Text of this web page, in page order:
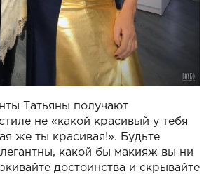
Татьяны получают
не «какой красивый у тебя
же ты красивая!». Будьте
какой бы макияж вы ни
достоинства и скрывайте